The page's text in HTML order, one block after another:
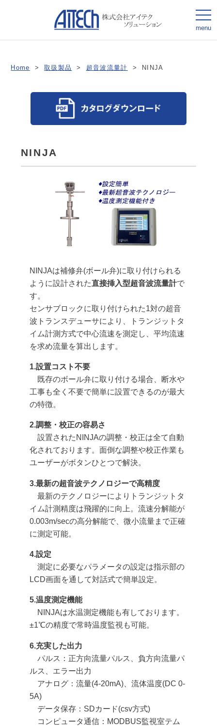
menu
Home > 取扱製品 > 超音波流量計 > NINJA
NINJA
NINJAは補修弁(ボール弁)に取り付けられる
ように設計された直接挿入型超音波流量計で
す。
センサブロックに取り付けられた1対の超音
波トランスデューサにより、トランジットタ
イム計測方式で中心流速を測定し、平均流速
を求め流量を算出します。
1.設置コスト不要
既存のボール弁に取り付ける場合、断水や
工事も全く不要で簡単に設置できるのが最大
の特徴。
2.調整・校正の容易さ
設置されたNINJAの調整・校正は全て自動
化されております。面倒な調整や校正作業も
ユーザーがボタンひとつで解決。
3.最新の超音波テクノロジーで高精度
最新のテクノロジーによりトランジットタ
イム計測精度は飛躍的に向上。流速分解能が
0.003m/secの高分解能で、微小流量まで正確
に測定可能。
4.設定
測定に必要なパラメータの設定は指示部の
LCD画面を通して対話式で簡単設定。
5.温度測定機能
NINJAは水温測定機能も有しております。
±1℃の精度で常時温度監視も可能。
6.充実した出力
パルス：正方向流量パルス、負方向流量パ
ルス、エラー出力
アナログ：流量(4-20mA)、流体温度(DC 0-
5A)
データ保存：SDカード(csv方式)
コンピュータ通信：MODBUS監視室テム